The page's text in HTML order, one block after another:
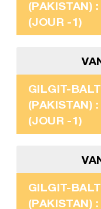
(PAKISTAN)
(JOUR -1)
GILGIT-
(PAKISTAN)
(JOUR -1)
GILGIT-
(PAKISTAN)